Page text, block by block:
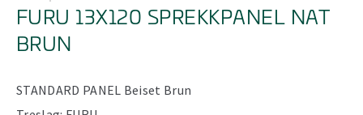
FURU 13X120 SPREKKPANEL NAT
BRUN
STANDARD PANEL Beiset Brun